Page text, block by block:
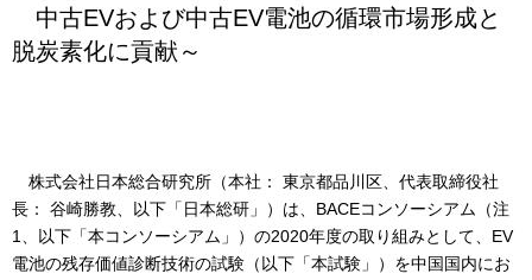
中古EVおよび中古EV電池の循環市場形成と
脱炭素化に貢献～
株式会社日本総合研究所（本社： 東京都品川区、代表取締役社
長： 谷崎勝教、以下「日本総研」）は、BACEコンソーシアム（注
1、以下「本コンソーシアム」）の2020年度の取り組みとして、EV
電池の残存価値診断技術の試験（以下「本試験」）を中国国内にお